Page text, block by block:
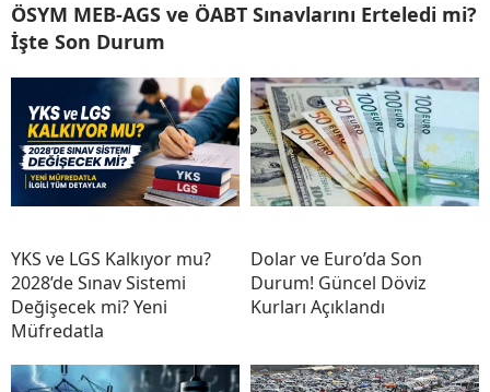
ÖSYM MEB-AGS ve ÖABT Sınavlarını Erteledi mi?
İşte Son Durum
YKS ve LGS Kalkıyor mu?
2028’de Sınav Sistemi
Değişecek mi? Yeni
Müfredatla
Dolar ve Euro’da Son
Durum! Güncel Döviz
Kurları Açıklandı